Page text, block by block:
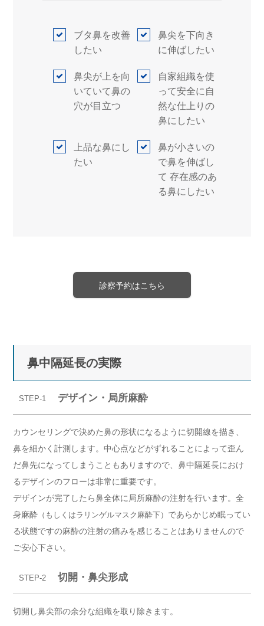
ブタ鼻を改善
したい
鼻尖を下向き
に伸ばしたい
鼻尖が上を向
いていて鼻の
穴が目立つ
自家組織を使
って安全に自
然な仕上りの
鼻にしたい
上品な鼻にし
たい
鼻が小さいの
で鼻を伸ばし
て 存在感のあ
る鼻にしたい
診察予約はこちら
鼻中隔延長の実際
STEP-1 デザイン・局所麻酔
カウンセリングで決めた鼻の形状になるように切開線を描き、
鼻を細かく計測します。中心点などがずれることによって歪ん
だ鼻先になってしまうこともありますので、鼻中隔延長におけ
るデザインのフローは非常に重要です。
デザインが完了したら鼻全体に局所麻酔の注射を行います。全
身麻酔 （もしくはラリンゲルマスク麻酔下） であらかじめ眠ってい
る状態ですの麻酔の注射の痛みを感じることはありませんので
ご安心下さい。
STEP-2 切開・鼻尖形成
切開し鼻尖部の余分な組織を取り除きます。